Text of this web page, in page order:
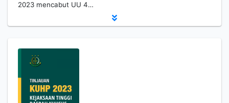
2023 mencabut UU 4…